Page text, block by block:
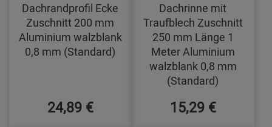
Dachrandprofil Ecke
Zuschnitt 200 mm
Aluminium walzblank
0,8 mm (Standard)
24,89 €
Dachrinne mit
Traufblech Zuschnitt
250 mm Länge 1
Meter Aluminium
walzblank 0,8 mm
(Standard)
15,29 €